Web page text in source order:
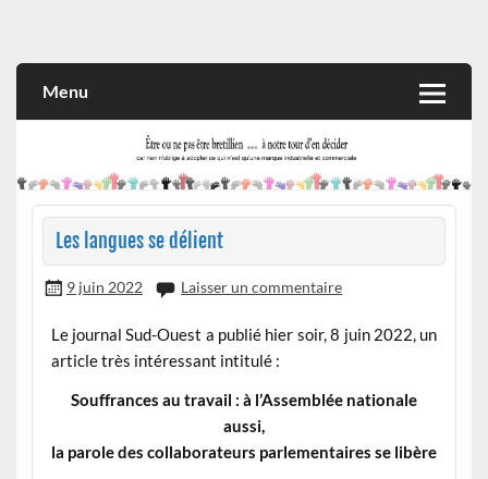
et commerciale
Menu
Les langues se délient
9 juin 2022 Laisser un commentaire
Le journal Sud-Ouest a publié hier soir, 8 juin 2022, un
article très intéressant intitulé :
Souffrances au travail : à l’Assemblée nationale
aussi,
la parole des collaborateurs parlementaires se libère